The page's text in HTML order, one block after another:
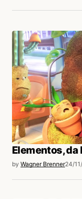
Elementos, da
by Wagner Brenner24/